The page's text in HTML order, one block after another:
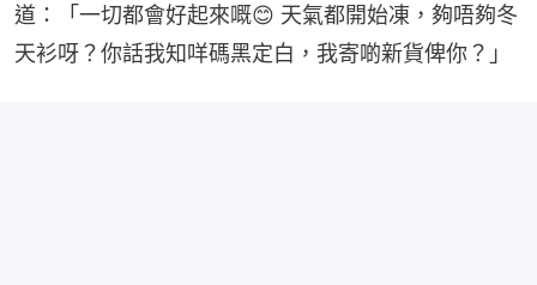
道：「一切都會好起來嘅😊 天氣都開始凍，夠唔夠冬
天衫呀？你話我知咩碼黑定白，我寄啲新貨俾你？」